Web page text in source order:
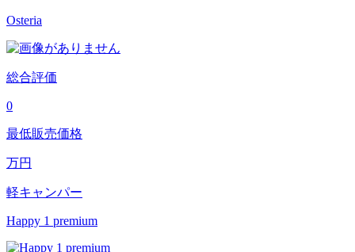
Osteria
総合評価
0
最低販売価格
万円
軽キャンパー
Happy 1 premium